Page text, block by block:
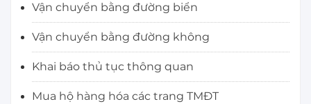
Vận chuyển bằng đường biển
Vận chuyển bằng đường không
Khai báo thủ tục thông quan
Mua hộ hàng hóa các trang TMĐT